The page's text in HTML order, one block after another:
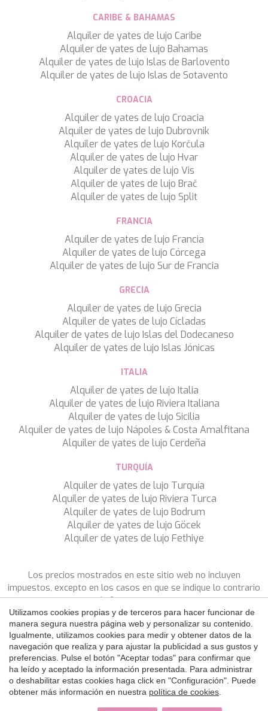
CARIBE & BAHAMAS
Alquiler de yates de lujo Caribe
Alquiler de yates de lujo Bahamas
Alquiler de yates de lujo Islas de Barlovento
Alquiler de yates de lujo Islas de Sotavento
CROACIA
Alquiler de yates de lujo Croacia
Alquiler de yates de lujo Dubrovnik
Alquiler de yates de lujo Korčula
Alquiler de yates de lujo Hvar
Alquiler de yates de lujo Vis
Alquiler de yates de lujo Brač
Alquiler de yates de lujo Split
FRANCIA
Alquiler de yates de lujo Francia
Alquiler de yates de lujo Córcega
Alquiler de yates de lujo Sur de Francia
GRECIA
Alquiler de yates de lujo Grecia
Alquiler de yates de lujo Cícladas
Alquiler de yates de lujo Islas del Dodecaneso
Alquiler de yates de lujo Islas Jónicas
ITALIA
Alquiler de yates de lujo Italia
Alquiler de yates de lujo Riviera Italiana
Alquiler de yates de lujo Sicilia
Alquiler de yates de lujo Nápoles & Costa Amalfitana
Alquiler de yates de lujo Cerdeña
TURQUÍA
Alquiler de yates de lujo Turquía
Alquiler de yates de lujo Riviera Turca
Alquiler de yates de lujo Bodrum
Alquiler de yates de lujo Göcek
Alquiler de yates de lujo Fethiye
Los precios mostrados en este sitio web no incluyen
impuestos, excepto en los casos en que se indique lo contrario
de forma expresa.
SÍGANOS
Copyright ©2026 SNS Yacht Charter
Política de Privacidad
Política de Cookies
Aviso Legal
byiEstrategic
Utilizamos cookies propias y de terceros para hacer funcionar de
manera segura nuestra página web y personalizar su contenido.
Igualmente, utilizamos cookies para medir y obtener datos de la
navegación que realiza y para ajustar la publicidad a sus gustos y
preferencias. Pulse el botón "Aceptar todas" para confirmar que
ha leído y aceptado la información presentada. Para administrar
o deshabilitar estas cookies haga click en "Configuración". Puede
obtener más información en nuestra política de cookies